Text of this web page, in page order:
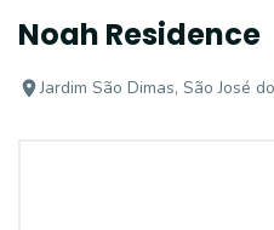
Noah Residence
Jardim São Dimas, São José